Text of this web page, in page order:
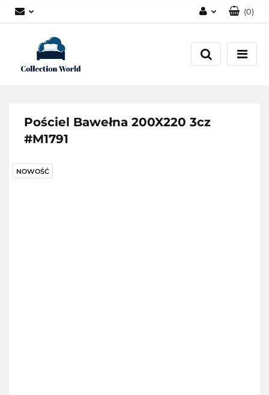
Zarejestruj się
(0)
Pościel Bawełna 200X220 3cz
#M1791
NOWOŚĆ